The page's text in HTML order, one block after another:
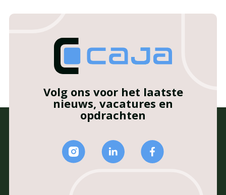
Volg ons voor het laatste
nieuws, vacatures en
opdrachten